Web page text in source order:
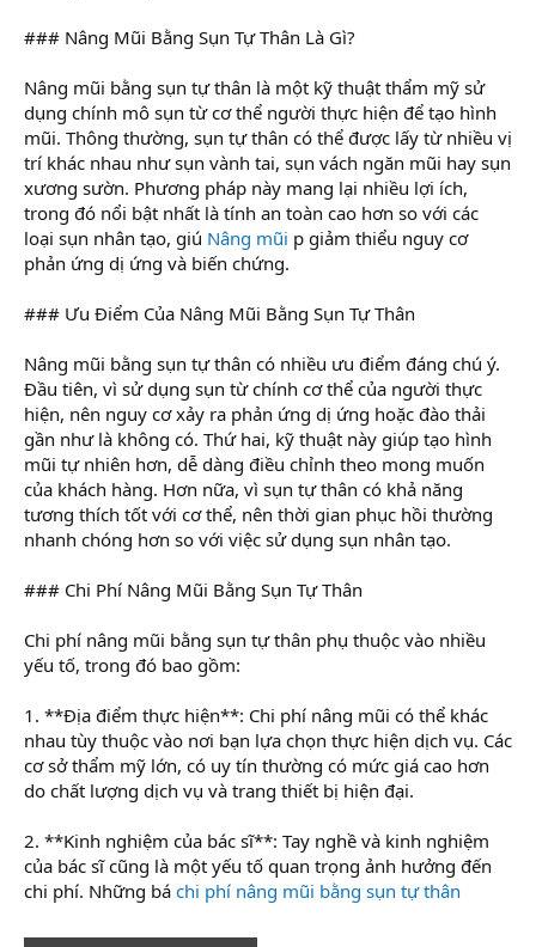
### Nâng Mũi Bằng Sụn Tự Thân Là Gì?
Nâng mũi bằng sụn tự thân là một kỹ thuật thẩm mỹ sử
dụng chính mô sụn từ cơ thể người thực hiện để tạo hình
mũi. Thông thường, sụn tự thân có thể được lấy từ nhiều vị
trí khác nhau như sụn vành tai, sụn vách ngăn mũi hay sụn
xương sườn. Phương pháp này mang lại nhiều lợi ích,
trong đó nổi bật nhất là tính an toàn cao hơn so với các
loại sụn nhân tạo, giú Nâng mũi p giảm thiểu nguy cơ
phản ứng dị ứng và biến chứng.
### Ưu Điểm Của Nâng Mũi Bằng Sụn Tự Thân
Nâng mũi bằng sụn tự thân có nhiều ưu điểm đáng chú ý.
Đầu tiên, vì sử dụng sụn từ chính cơ thể của người thực
hiện, nên nguy cơ xảy ra phản ứng dị ứng hoặc đào thải
gần như là không có. Thứ hai, kỹ thuật này giúp tạo hình
mũi tự nhiên hơn, dễ dàng điều chỉnh theo mong muốn
của khách hàng. Hơn nữa, vì sụn tự thân có khả năng
tương thích tốt với cơ thể, nên thời gian phục hồi thường
nhanh chóng hơn so với việc sử dụng sụn nhân tạo.
### Chi Phí Nâng Mũi Bằng Sụn Tự Thân
Chi phí nâng mũi bằng sụn tự thân phụ thuộc vào nhiều
yếu tố, trong đó bao gồm:
1. **Địa điểm thực hiện**: Chi phí nâng mũi có thể khác
nhau tùy thuộc vào nơi bạn lựa chọn thực hiện dịch vụ. Các
cơ sở thẩm mỹ lớn, có uy tín thường có mức giá cao hơn
do chất lượng dịch vụ và trang thiết bị hiện đại.
2. **Kinh nghiệm của bác sĩ**: Tay nghề và kinh nghiệm
của bác sĩ cũng là một yếu tố quan trọng ảnh hưởng đến
chi phí. Những bá chi phí nâng mũi bằng sụn tự thân